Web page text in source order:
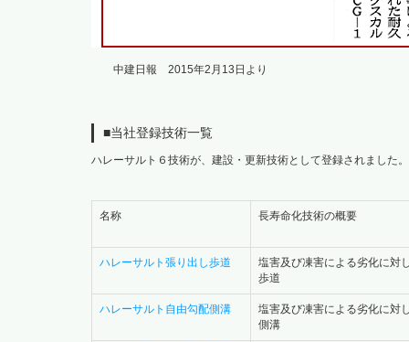
中建日報 2015年2月13日より
■当社登録技術一覧
ハレーサルト６技術が、建設・更新技術として登録されました。
名称 長寿命化技術の概要
ハレーサルト張り出し歩道
塩害及び凍害による劣化に対
歩道
ハレーサルト自由勾配側溝
塩害及び凍害による劣化に対
側溝